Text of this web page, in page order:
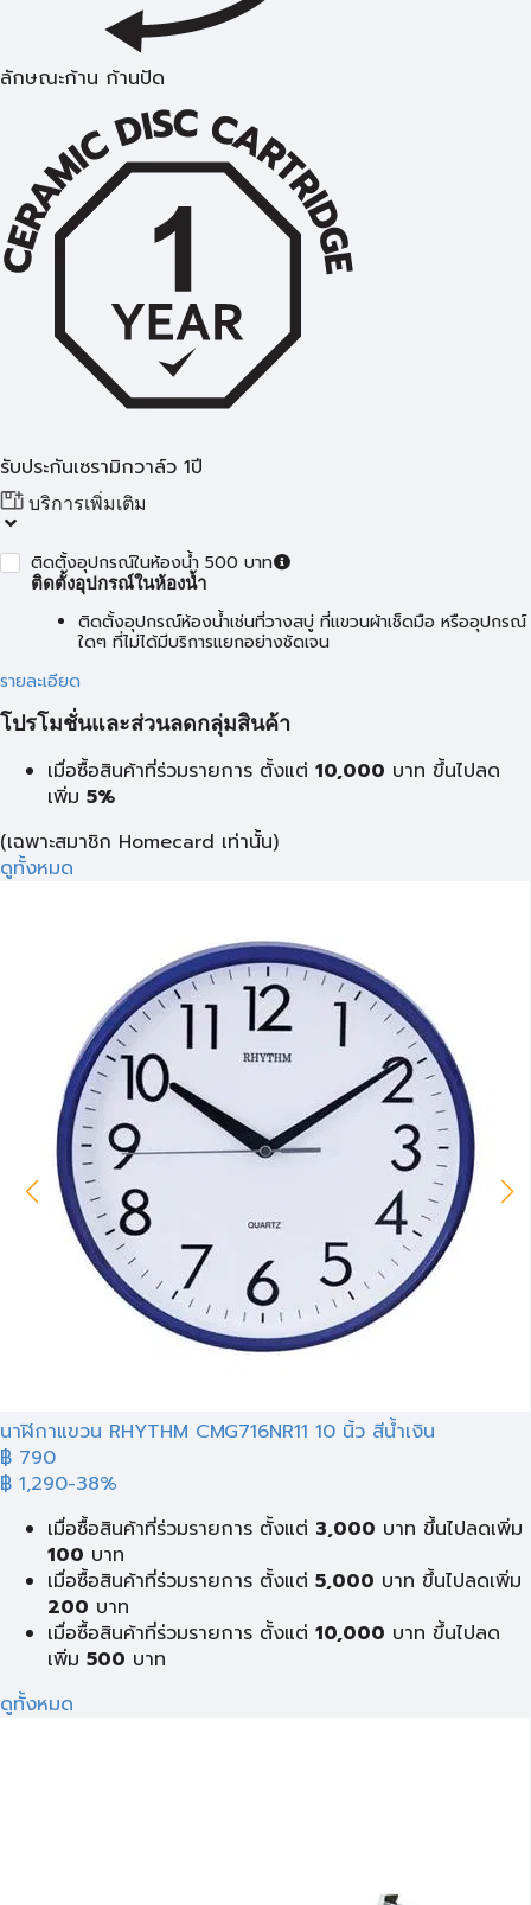
ลักษณะก้าน ก้านปัด
รับประกันเซรามิกวาล์ว 1ปี
บริการเพิ่มเติม
ติดตั้งอุปกรณ์ในห้องน้ำ 500 บาท
ติดตั้งอุปกรณ์ในห้องน้ำ
ติดตั้งอุปกรณ์ห้องน้ำเช่นที่วางสบู่ ที่แขวนผ้าเช็ดมือ หรืออุปกรณ์
ใดๆ ที่ไม่ได้มีบริการแยกอย่างชัดเจน
รายละเอียด
โปรโมชั่นและส่วนลดกลุ่มสินค้า
เมื่อซื้อสินค้าที่ร่วมรายการ ตั้งแต่ 10,000 บาท ขึ้นไปลด
เพิ่ม 5%
(เฉพาะสมาชิก Homecard เท่านั้น)
ดูทั้งหมด
นาฬิกาแขวน RHYTHM CMG716NR11 10 นิ้ว สีน้ำเงิน
฿ 790
฿ 1,290-38%
เมื่อซื้อสินค้าที่ร่วมรายการ ตั้งแต่ 3,000 บาท ขึ้นไปลดเพิ่ม
100 บาท
เมื่อซื้อสินค้าที่ร่วมรายการ ตั้งแต่ 5,000 บาท ขึ้นไปลดเพิ่ม
200 บาท
เมื่อซื้อสินค้าที่ร่วมรายการ ตั้งแต่ 10,000 บาท ขึ้นไปลด
เพิ่ม 500 บาท
ดูทั้งหมด